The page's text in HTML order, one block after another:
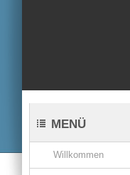
MENÜ
Willkommen